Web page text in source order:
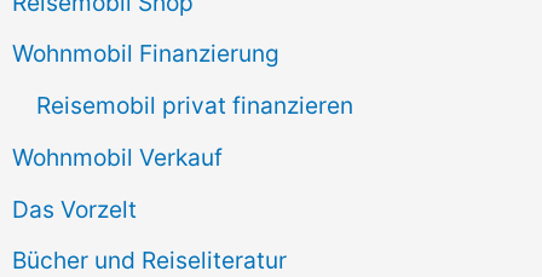
Wohnmobil Finanzierung
Reisemobil privat finanzieren
Wohnmobil Verkauf
Das Vorzelt
Bücher und Reiseliteratur